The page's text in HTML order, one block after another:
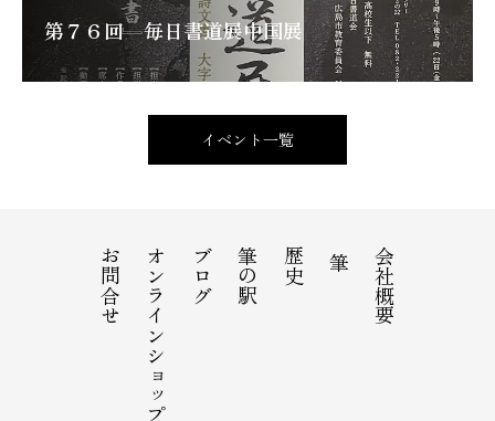
第７６回 毎日書道展中国展
イベント一覧
会社概要
筆
歴史
筆の駅
ブログ
オンラインショップ
お問合せ